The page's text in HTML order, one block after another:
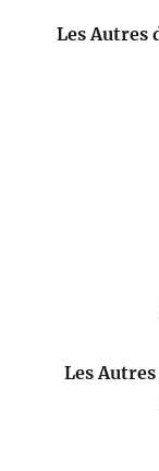
Les Autres
Les